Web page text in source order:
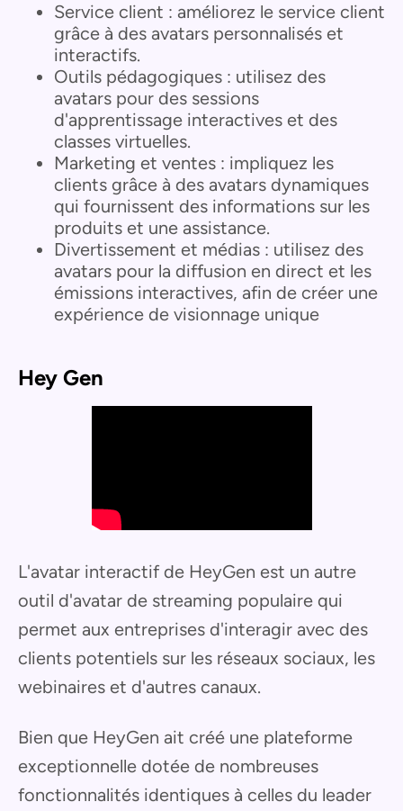
Service client : améliorez le service client
grâce à des avatars personnalisés et
interactifs.
Outils pédagogiques : utilisez des
avatars pour des sessions
d'apprentissage interactives et des
classes virtuelles.
Marketing et ventes : impliquez les
clients grâce à des avatars dynamiques
qui fournissent des informations sur les
produits et une assistance.
Divertissement et médias : utilisez des
avatars pour la diffusion en direct et les
émissions interactives, afin de créer une
expérience de visionnage unique
Hey Gen
L'avatar interactif de HeyGen est un autre
outil d'avatar de streaming populaire qui
permet aux entreprises d'interagir avec des
clients potentiels sur les réseaux sociaux, les
webinaires et d'autres canaux.
Bien que HeyGen ait créé une plateforme
exceptionnelle dotée de nombreuses
fonctionnalités identiques à celles du leader